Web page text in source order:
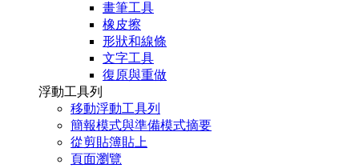
畫筆工具
橡皮擦
形狀和線條
文字工具
復原與重做
浮動工具列
移動浮動工具列
簡報模式與準備模式摘要
從剪貼簿貼上
頁面瀏覽